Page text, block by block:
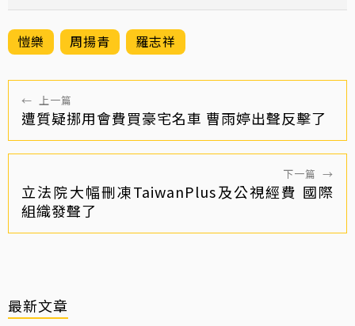
愷樂 周揚青 羅志祥
← 上一篇
遭質疑挪用會費買豪宅名車 曹雨婷出聲反擊了
下一篇 →
立法院大幅刪凍TaiwanPlus及公視經費 國際
組織發聲了
最新文章